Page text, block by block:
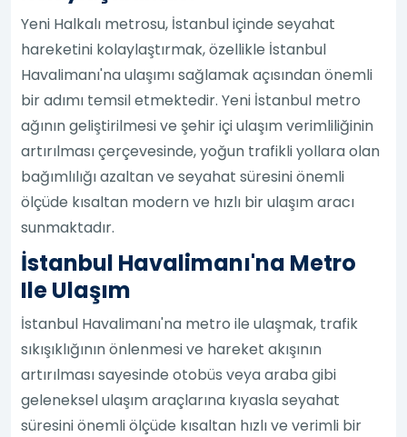
Yeni Halkalı metrosu, İstanbul içinde seyahat
hareketini kolaylaştırmak, özellikle İstanbul
Havalimanı'na ulaşımı sağlamak açısından önemli
bir adımı temsil etmektedir. Yeni İstanbul metro
ağının geliştirilmesi ve şehir içi ulaşım verimliliğinin
artırılması çerçevesinde, yoğun trafikli yollara olan
bağımlılığı azaltan ve seyahat süresini önemli
ölçüde kısaltan modern ve hızlı bir ulaşım aracı
sunmaktadır.
İstanbul Havalimanı'na Metro
Ile Ulaşım
İstanbul Havalimanı'na metro ile ulaşmak, trafik
sıkışıklığının önlenmesi ve hareket akışının
artırılması sayesinde otobüs veya araba gibi
geleneksel ulaşım araçlarına kıyasla seyahat
süresini önemli ölçüde kısaltan hızlı ve verimli bir